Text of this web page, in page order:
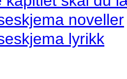
noveller
lyrikk